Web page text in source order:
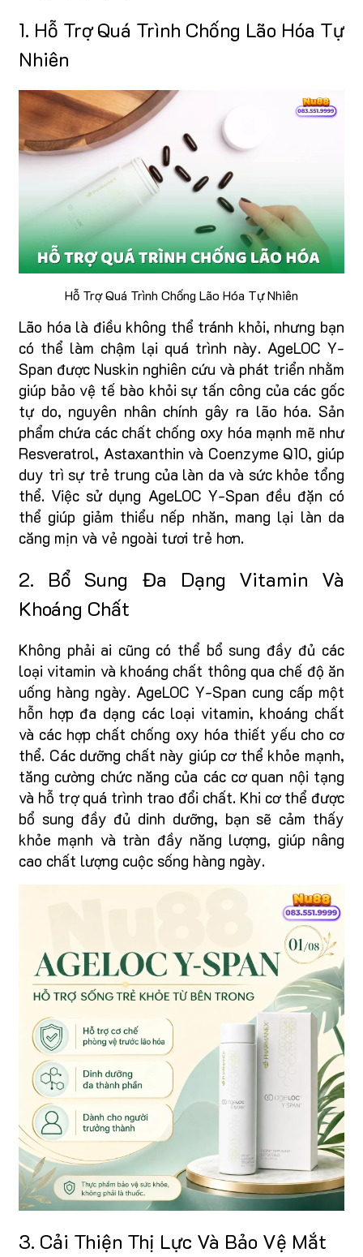
1. Hỗ Trợ Quá Trình Chống Lão Hóa Tự
Nhiên
Hỗ Trợ Quá Trình Chống Lão Hóa Tự Nhiên
Lão hóa là điều không thể tránh khỏi, nhưng bạn
có thể làm chậm lại quá trình này. AgeLOC Y-
Span được Nuskin nghiên cứu và phát triển nhằm
giúp bảo vệ tế bào khỏi sự tấn công của các gốc
tự do, nguyên nhân chính gây ra lão hóa. Sản
phẩm chứa các chất chống oxy hóa mạnh mẽ như
Resveratrol, Astaxanthin và Coenzyme Q10, giúp
duy trì sự trẻ trung của làn da và sức khỏe tổng
thể. Việc sử dụng AgeLOC Y-Span đều đặn có
thể giúp giảm thiểu nếp nhăn, mang lại làn da
căng mịn và vẻ ngoài tươi trẻ hơn.
2. Bổ Sung Đa Dạng Vitamin Và
Khoáng Chất
Không phải ai cũng có thể bổ sung đầy đủ các
loại vitamin và khoáng chất thông qua chế độ ăn
uống hàng ngày. AgeLOC Y-Span cung cấp một
hỗn hợp đa dạng các loại vitamin, khoáng chất
và các hợp chất chống oxy hóa thiết yếu cho cơ
thể. Các dưỡng chất này giúp cơ thể khỏe mạnh,
tăng cường chức năng của các cơ quan nội tạng
và hỗ trợ quá trình trao đổi chất. Khi cơ thể được
bổ sung đầy đủ dinh dưỡng, bạn sẽ cảm thấy
khỏe mạnh và tràn đầy năng lượng, giúp nâng
cao chất lượng cuộc sống hàng ngày.
3. Cải Thiện Thị Lực Và Bảo Vệ Mắt